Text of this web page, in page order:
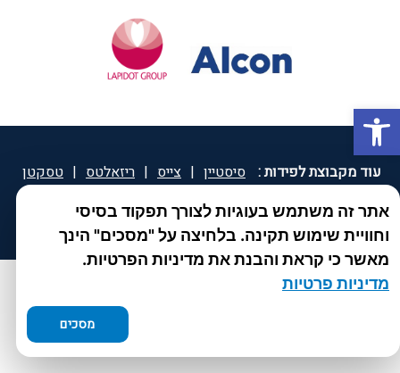
פתח סרגל נגישות
אתר זה משתמש בעוגיות לצורך תפקוד בסיסי
וחוויית שימוש תקינה. בלחיצה על "מסכים" הינך
מאשר כי קראת והבנת את מדיניות הפרטיות.
מדיניות פרטיות
מסכים
עוד מקבוצת לפידות : סיסטיין | צייס | ריזאלטס | טסקטן
| ספאטון | ספיד גרון | יוטיפרו פלוס | קוקידנט |
DROPsept ®